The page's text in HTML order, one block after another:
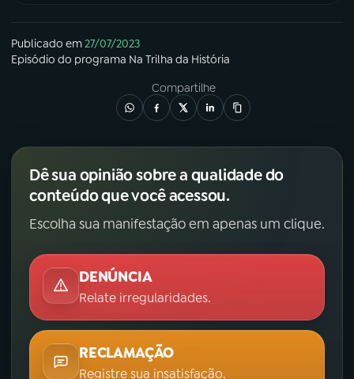
Publicado em27/07/2023
Episódio do programa Na Trilha da História
Compartilhe
Dê sua opinião sobre a qualidade do
conteúdo que você acessou.
Escolha sua manifestação em apenas um clique.
DENÚNCIA
Relate irregularidades.
RECLAMAÇÃO
Registre sua insatisfação.